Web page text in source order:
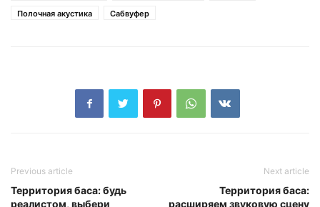
Полочная акустика
Сабвуфер
Previous article
Территория баса: будь
реалистом, выбери
Next article
Территория баса:
расширяем звуковую сцену